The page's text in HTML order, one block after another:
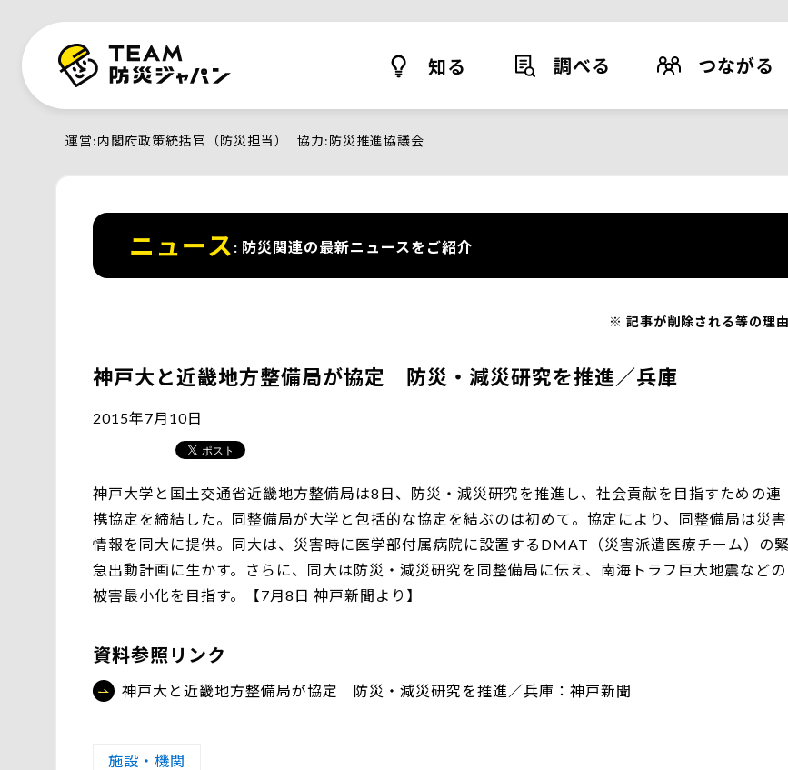
知る 調べる つながる
運営 内閣府政策統括官（防災担当） 協力 防災推進協議会
ニュース 防災関連の最新ニュースをご紹介
記事が削除される等の理
神戸大と近畿地方整備局が協定 防災・減災研究を推進／兵庫
2015年7月10日
神戸大学と国土交通省近畿地方整備局は8日、防災・減災研究を推進し、社会貢献を目指すための連
携協定を締結した。同整備局が大学と包括的な協定を結ぶのは初めて。協定により、同整備局は災害
情報を同大に提供。同大は、災害時に医学部付属病院に設置するDMAT（災害派遣医療チーム）の緊
急出動計画に生かす。さらに、同大は防災・減災研究を同整備局に伝え、南海トラフ巨大地震などの
被害最小化を目指す。【7月8日 神戸新聞より】
資料参照リンク
神戸大と近畿地方整備局が協定 防災・減災研究を推進／兵庫：神戸新聞
施設・機関